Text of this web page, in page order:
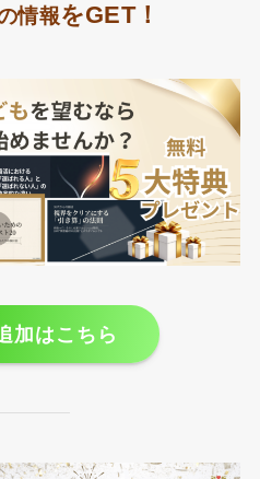
情報をGET！
加はこちら